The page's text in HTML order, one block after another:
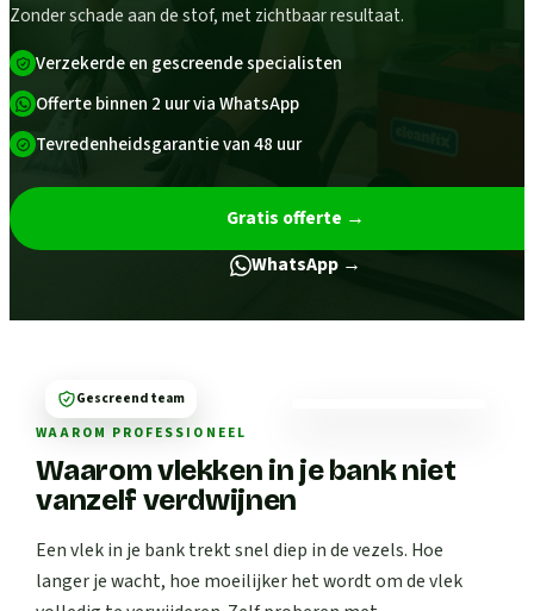
Zonder schade aan de stof, met zichtbaar resultaat.
Verzekerde en gescreende specialisten
Offerte binnen 2 uur via WhatsApp
Tevredenheidsgarantie van 48 uur
Gratis offerte →
WhatsApp →
WAAROM PROFESSIONEEL
Waarom vlekken in je bank niet
vanzelf verdwijnen
Een vlek in je bank trekt snel diep in de vezels. Hoe
langer je wacht, hoe moeilijker het wordt om de vlek
Gescreend team